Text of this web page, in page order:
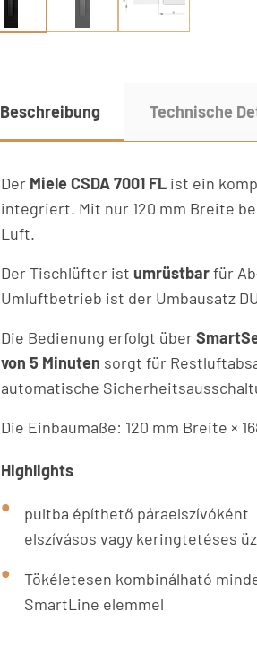
Beschreibung Technische
Der Miele CSDA 7001 FL ist ein
integriert. Mit nur 120 mm Breite
Luft.
Der Tischlüfter ist umrüstbarfür
Umluftbetrieb ist der Umbausatz
Die Bedienung erfolgt über
von 5 Minuten sorgt für
automatische
Die Einbaumaße: 120 mm Breite ×
Highlights
pultba építhető páraelszívóként
elszívásos vagy keringtetéses
Tökéletesen kombinálható
SmartLine elemmel